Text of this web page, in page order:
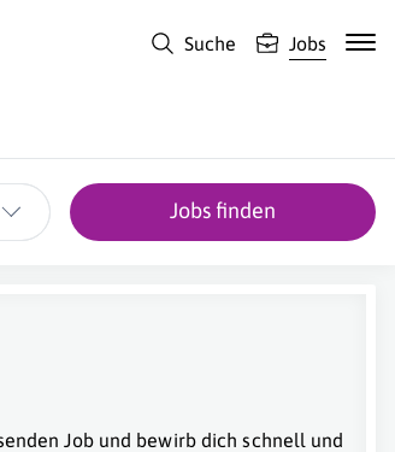
Suche Jobs
Jobs finden
Job und bewirb dich schnell und